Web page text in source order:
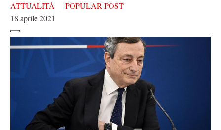
ATTUALITÀ
POPULAR POST
18 aprile 2021